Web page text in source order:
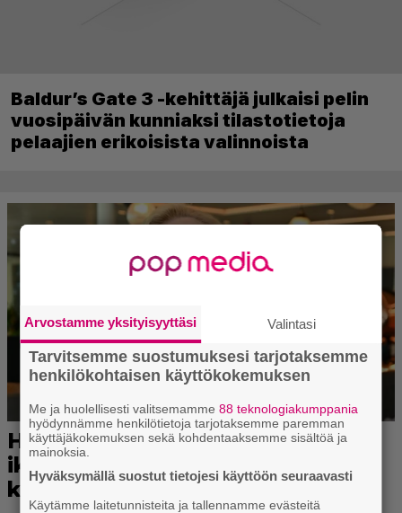
Baldur’s Gate 3 -kehittäjä julkaisi pelin
vuosipäivän kunniaksi tilastotietoja
pelaajien erikoisista valinnoista
Arvostamme yksityisyyttäsi Valintasi
Tarvitsemme suostumuksesi tarjotaksemme
henkilökohtaisen käyttökokemuksen
Me ja huolellisesti valitsemamme88 teknologiakumppania
hyödynnämme henkilötietoja tarjotaksemme paremman
käyttäjäkokemuksen sekä kohdentaaksemme sisältöä ja
mainoksia.
Hyväksymällä suostut tietojesi käyttöön seuraavasti
Käytämme laitetunnisteita ja tallennamme evästeitä